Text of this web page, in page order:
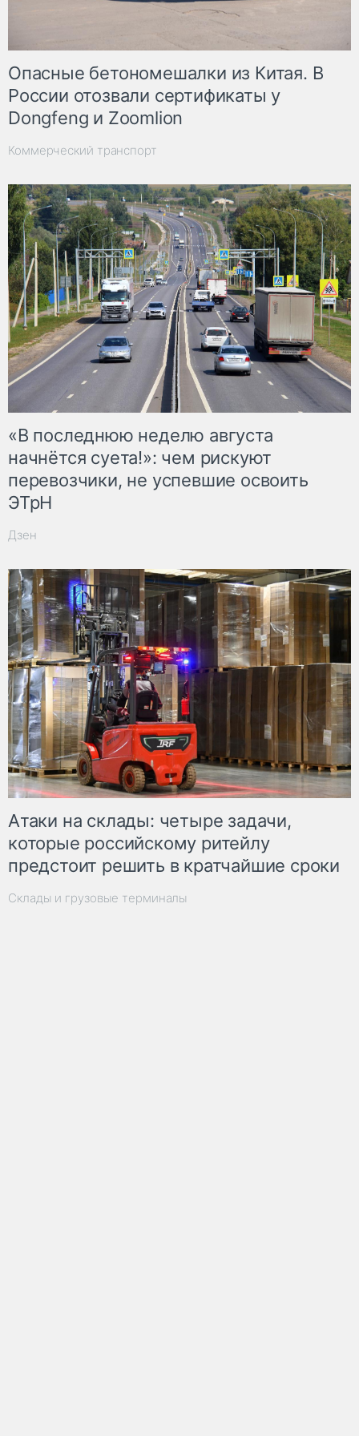
Опасные бетономешалки из Китая. В
России отозвали сертификаты у
Dongfeng и Zoomlion
Коммерческий транспорт
«В последнюю неделю августа
начнётся суета!»: чем рискуют
перевозчики, не успевшие освоить
ЭТрН
Дзен
Атаки на склады: четыре задачи,
которые российскому ритейлу
предстоит решить в кратчайшие сроки
Склады и грузовые терминалы